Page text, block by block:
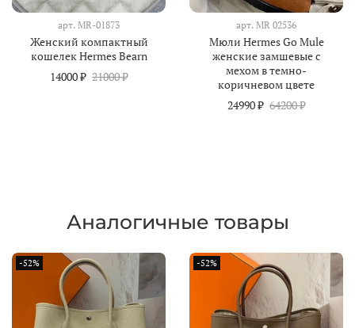
арт. MR-01873
Женский компактный
кошелек Hermes Bearn
14000 ₽ 21000 ₽
арт. МR 02536
Мюли Hermes Go Mule
женские замшевые с
мехом в темно-
коричневом цвете
24990 ₽ 64200 ₽
Аналогичные товары
-52% -52%